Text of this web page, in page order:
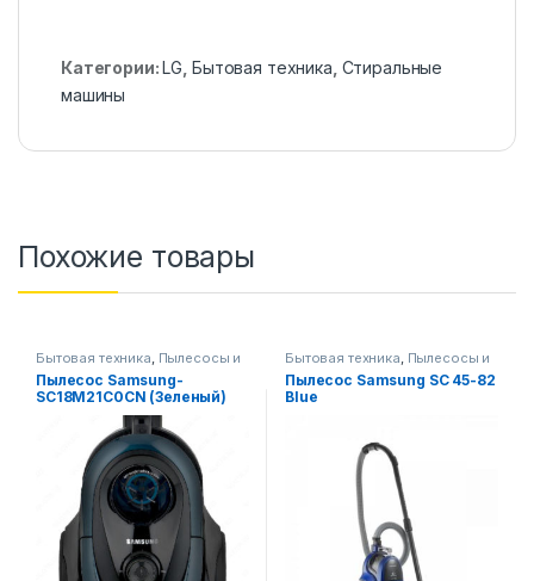
Категории:LG Бытовая техника Стиральные
машины
Похожие товары
Бытовая техника, Пылесосы и
аксессуары
Пылесос Samsung-
SC18M21C0CN (Зеленый)
Бытовая техника, Пылесосы и
аксессуары
Пылесос Samsung SC 45-82
Blue